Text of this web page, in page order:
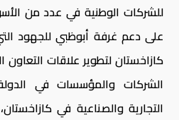
للشركات الوطنية في عدد من
على دعم غرفة أبوظبي للجهود
كازاخستان لتطوير علاقات
الشركات والمؤسسات في
التجارية والصناعية في